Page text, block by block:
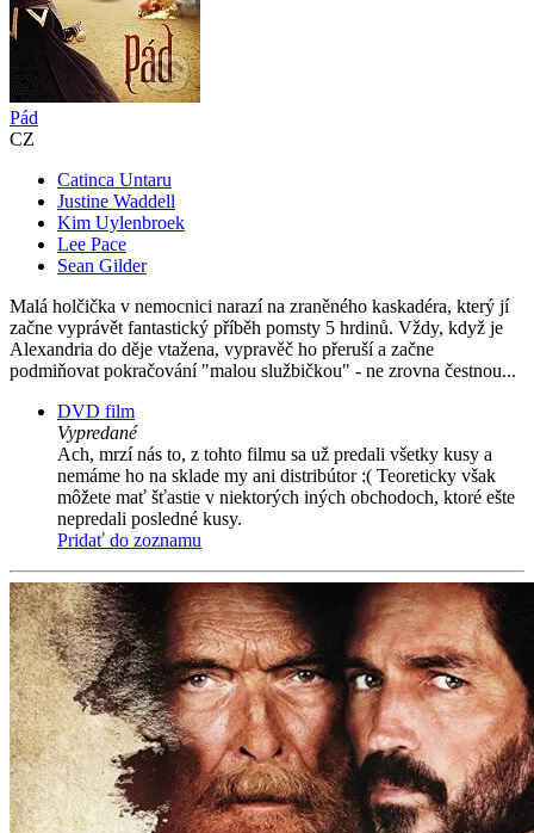
Pád
CZ
Catinca Untaru
Justine Waddell
Kim Uylenbroek
Lee Pace
Sean Gilder
Malá holčička v nemocnici narazí na zraněného kaskadéra, který jí
začne vyprávět fantastický příběh pomsty 5 hrdinů. Vždy, když je
Alexandria do děje vtažena, vypravěč ho přeruší a začne
podmiňovat pokračování "malou službičkou" - ne zrovna čestnou...
DVD film
Vypredané
Ach, mrzí nás to, z tohto filmu sa už predali všetky kusy a
nemáme ho na sklade my ani distribútor :( Teoreticky však
môžete mať šťastie v niektorých iných obchodoch, ktoré ešte
nepredali posledné kusy.
Pridať do zoznamu